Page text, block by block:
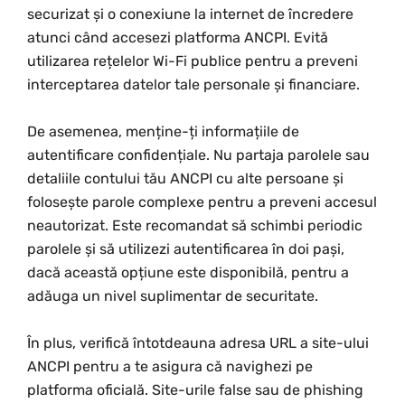
securizat și o conexiune la internet de încredere
atunci când accesezi platforma ANCPI. Evită
utilizarea rețelelor Wi-Fi publice pentru a preveni
interceptarea datelor tale personale și financiare.
De asemenea, menține-ți informațiile de
autentificare confidențiale. Nu partaja parolele sau
detaliile contului tău ANCPI cu alte persoane și
folosește parole complexe pentru a preveni accesul
neautorizat. Este recomandat să schimbi periodic
parolele și să utilizezi autentificarea în doi pași,
dacă această opțiune este disponibilă, pentru a
adăuga un nivel suplimentar de securitate.
În plus, verifică întotdeauna adresa URL a site-ului
ANCPI pentru a te asigura că navighezi pe
platforma oficială. Site-urile false sau de phishing